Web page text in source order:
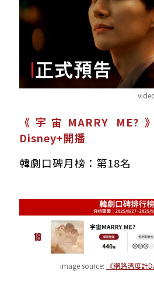
《宇宙MARRY
Disney+開播
韓劇口碑月榜：第18名
image source: 《網路溫度計